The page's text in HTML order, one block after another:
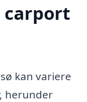
carport
kan variere
herunder